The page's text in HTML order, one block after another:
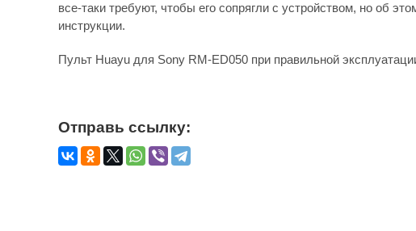
все-таки требуют, чтобы его сопрягли с устройством, но об
инструкции.
Пульт Huayu для Sony RM-ED050 при правильной
Отправь ссылку: